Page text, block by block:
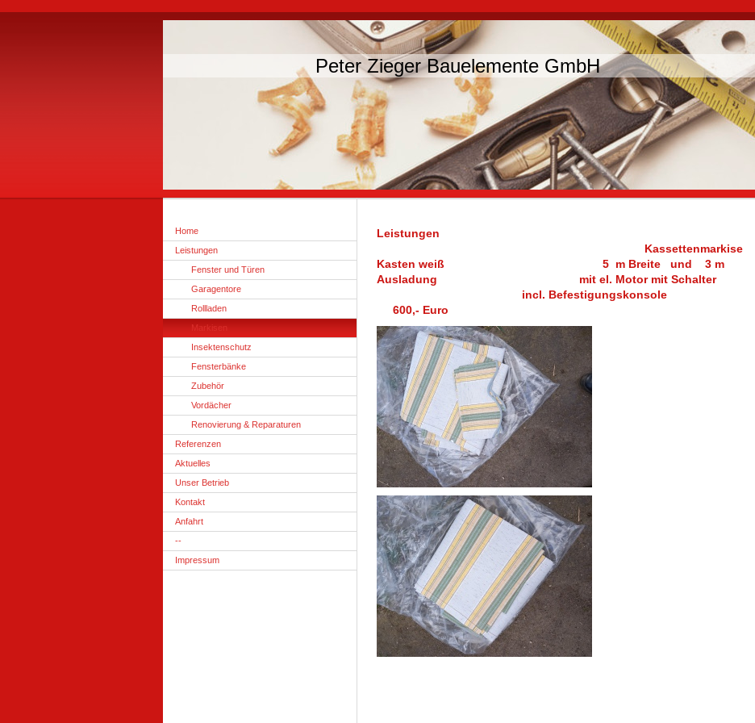
Peter Zieger Bauelemente GmbH
Home
Leistungen
Fenster und Türen
Garagentore
Rollladen
Markisen
Insektenschutz
Fensterbänke
Zubehör
Vordächer
Renovierung & Reparaturen
Referenzen
Aktuelles
Unser Betrieb
Kontakt
Anfahrt
--
Impressum
Leistungen
Kassettenmarkise
Kasten weiß 5 m Breite und 3 m
Ausladung mit el. Motor mit Schalter
incl. Befestigungskonsole
600,- Euro